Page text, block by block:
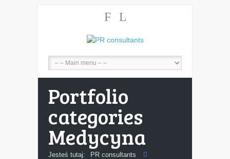
F L
Portfolio
categories
Medycyna
Jesteś tutaj:
PR consultants